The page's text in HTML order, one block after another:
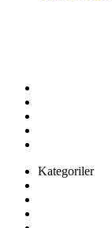
Kategoriler